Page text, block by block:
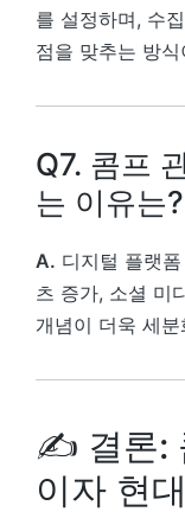
를 설정하며, 수
점을 맞추는 방
Q7. 콤프
는 이유는?
A. 디지털 플랫
츠 증가, 소셜 미
개념이 더욱 세
✍️ 결론:
이자 현